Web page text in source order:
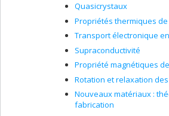
Quasicrystaux
Propriétés thermiques
Transport électronique
Supraconductivité
Propriété magnétiques
Rotation et relaxation
Nouveaux matériaux :
fabrication